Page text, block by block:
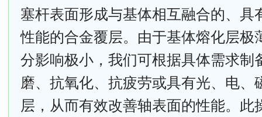
塞杆表面形成与基体相互融合的、具
性能的合金覆层。由于基体熔化层极
分影响极小，我们可根据具体需求制
磨、抗氧化、抗疲劳或具有光、电、
层，从而有效改善轴表面的性能。此